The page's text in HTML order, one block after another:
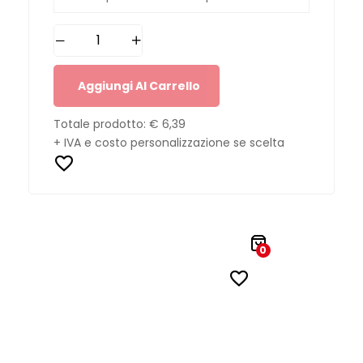
Aggiungi Al Carrello
Totale prodotto: € 6,39
+ IVA e costo personalizzazione se scelta
0